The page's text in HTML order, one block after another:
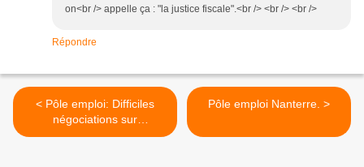
on<br /> appelle ça : "la justice fiscale".<br /> <br /> <br />
Répondre
< Pôle emploi: Difficiles
négociations sur
l'aménagement du temps
Pôle emploi Nanterre. >